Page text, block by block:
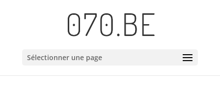
Sélectionner une page